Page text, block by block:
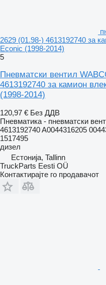
2629 (01.98-) 4613192740 за
Econic (1998-2014)
5
Пневматски вентил
4613192740 за камион
(1998-2014)
120,97 € Без ДДВ
Пневматика - пневматски
4613192740 A0044316205
1517495
дизел
Естонија, Tallinn
TruckParts Eesti OÜ
Контактирајте го продавачот